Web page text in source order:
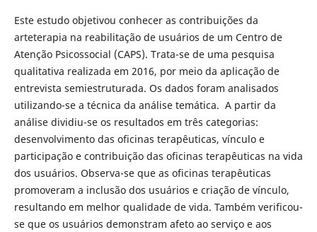
Este estudo objetivou conhecer as contribuições da
arteterapia na reabilitação de usuários de um Centro de
Atenção Psicossocial (CAPS). Trata-se de uma pesquisa
qualitativa realizada em 2016, por meio da aplicação de
entrevista semiestruturada. Os dados foram analisados
utilizando-se a técnica da análise temática. A partir da
análise dividiu-se os resultados em três categorias:
desenvolvimento das oficinas terapêuticas, vínculo e
participação e contribuição das oficinas terapêuticas na vida
dos usuários. Observa-se que as oficinas terapêuticas
promoveram a inclusão dos usuários e criação de vínculo,
resultando em melhor qualidade de vida. Também verificou-
se que os usuários demonstram afeto ao serviço e aos